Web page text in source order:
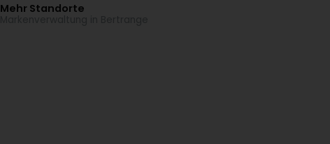
Mehr Standorte